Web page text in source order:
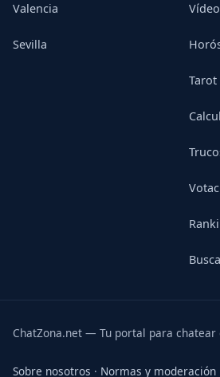
Valencia
Sevilla
Tarot
ChatZona.net — Tu portal para chatear
Sobre nosotros · Normas y moderación